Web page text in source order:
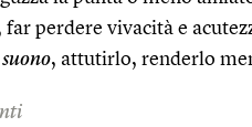
perdere vivacità e
, attutirlo, renderlo